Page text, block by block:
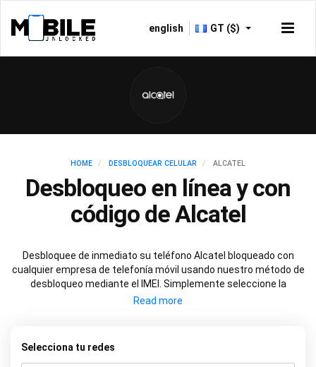
english GT ($)
HOME DESBLOQUEAR CELULAR ALCATEL
Desbloqueo en línea y con
código de Alcatel
Desbloquee de inmediato su teléfono Alcatel bloqueado con
cualquier empresa de telefonía móvil usando nuestro método de
desbloqueo mediante el IMEI. Simplemente seleccione la
empresa de telefonía móvil con la que su Alcatel esté bloqueado
Selecciona tu redes